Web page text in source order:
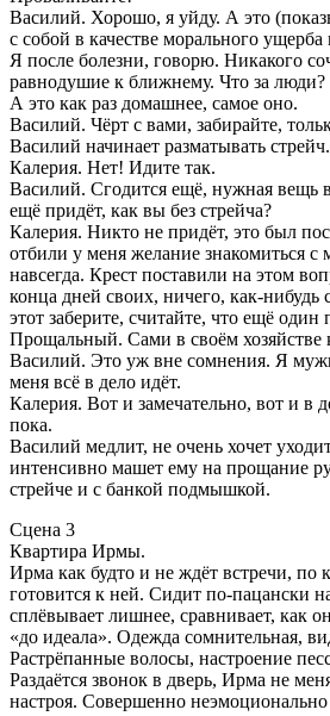
Василий. Хорошо, я уйду. А это
с собой в качестве морального
Я после болезни, говорю. Никакого
равнодушие к ближнему. Что за
А это как раз домашнее, самое оно.
Василий. Чёрт с вами, забирайте,
Василий начинает разматывать стрейч.
Калерия. Нет! Идите так.
Василий. Сгодится ещё, нужная вещь
ещё придёт, как вы без стрейча?
Калерия. Никто не придёт, это был
отбили у меня желание знакомиться с
навсегда. Крест поставили на этом
конца дней своих, ничего, как-нибудь
этот заберите, считайте, что ещё один
Прощальный. Сами в своём хозяйстве
Василий. Это уж вне сомнения. Я
меня всё в дело идёт.
Калерия. Вот и замечательно, вот и в
пока.
Василий медлит, не очень хочет
интенсивно машет ему на прощание
стрейче и с банкой подмышкой.
Сцена 3
Квартира Ирмы.
Ирма как будто и не ждёт встречи, по
готовится к ней. Сидит по-пацански
сплёвывает лишнее, сравнивает, как
«до идеала». Одежда сомнительная,
Растрёпанные волосы, настроение
Раздаётся звонок в дверь, Ирма не
настроя. Совершенно